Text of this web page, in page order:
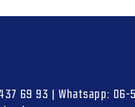
69 93 Whatsapp: 06-